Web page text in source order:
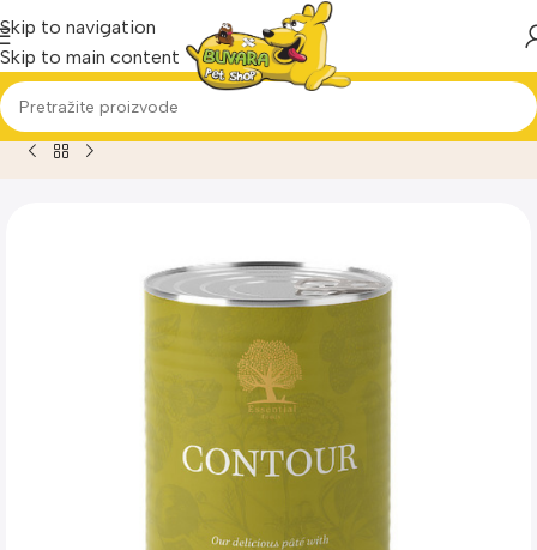
Skip to navigation
Skip to main content
Home Proizvod ESSENTIAL Contour Pate pašteta za pse